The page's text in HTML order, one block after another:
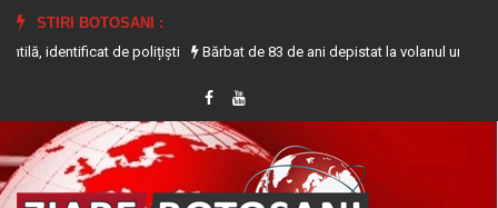
STIRI BOTOSANI :
de polițiști
Bărbat de 83 de ani depistat la volanul unui tractor fără a